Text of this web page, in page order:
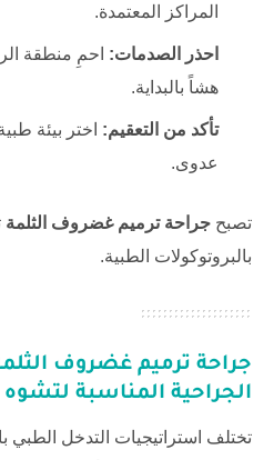
المراكز المعتمدة.
احذر الصدمات: احمِ منطقة
هشاً بالبداية.
تأكد من التعقيم: اختر بيئة
عدوى.
تصبح جراحة ترميم غضروف الثلمة
بالبروتوكولات الطبية.
جراحة ترميم غضروف
الجراحية المناسبة
تختلف استراتيجيات التدخل الطبي